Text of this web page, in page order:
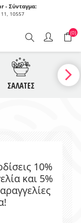
- Σύνταγμα:
10557
(0)
ΣΑΛΑΤΕΣ
10%
και 5%